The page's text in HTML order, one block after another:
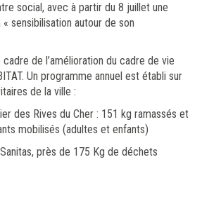
social, avec à partir du 8 juillet une
sensibilisation autour de son
de l’amélioration du cadre de vie
Un programme annuel est établi sur
de la ville :
des Rives du Cher : 151 kg ramassés et
mobilisés (adultes et enfants)
près de 175 Kg de déchets